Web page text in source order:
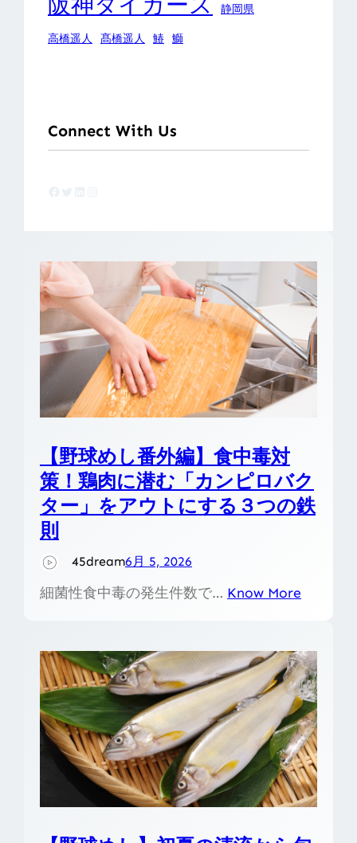
静岡県
高橋遥人 髙橋遥人 鰆 鰤
Connect With Us
【野球めし番外編】食中毒対
策！鶏肉に潜む「カンピロバク
ター」をアウトにする３つの鉄
則
45dream6月 5, 2026
細菌性食中毒の発生件数で… Know More